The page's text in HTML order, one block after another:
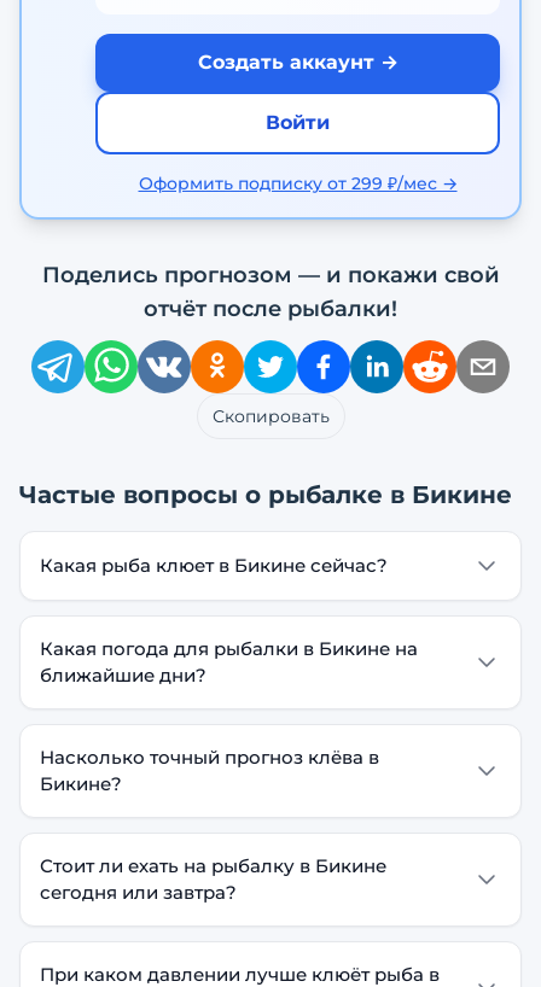
Создать аккаунт →
Войти
Оформить подписку от 299 ₽/мес →
Поделись прогнозом — и покажи свой
отчёт после рыбалки!
Скопировать
Частые вопросы о рыбалке в Бикине
Какая рыба клюет в Бикине сейчас?
Какая погода для рыбалки в Бикине на
ближайшие дни?
Насколько точный прогноз клёва в
Бикине?
Стоит ли ехать на рыбалку в Бикине
сегодня или завтра?
При каком давлении лучше клюёт рыба в